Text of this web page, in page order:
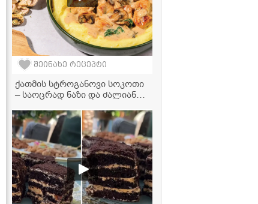
შეინახე რეცეპტი
ქათმის სტროგანოვი სოკოთი
– საოცრად ნაზი და ძალიან